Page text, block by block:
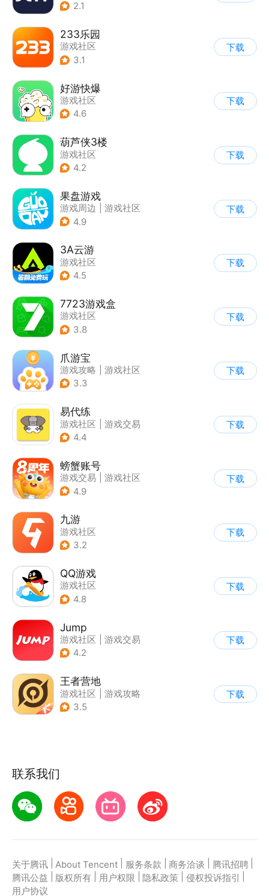
2.1
233乐园
游戏社区
3.1
下载
好游快爆
游戏社区
4.6
下载
葫芦侠3楼
游戏社区
4.2
下载
果盘游戏
游戏周边
游戏社区
4.9
下载
3A云游
游戏社区
4.5
下载
7723游戏盒
游戏社区
3.8
下载
爪游宝
游戏攻略
游戏社区
3.3
下载
易代练
游戏社区
游戏交易
| 游戏攻略
4.4
下载
螃蟹账号
游戏交易
游戏社区
| 代练陪玩
4.9
下载
九游
游戏社区
3.2
下载
QQ游戏
游戏社区
4.8
下载
Jump
游戏社区
游戏交易
| 游戏周边
4.2
下载
王者营地
游戏社区
游戏攻略
3.5
下载
联系我们
关于腾讯 About Tencent 服务条款 商务洽谈 腾讯招聘
腾讯公益
版权所有 用户权限 隐私政策 侵权投诉指引
用户协议